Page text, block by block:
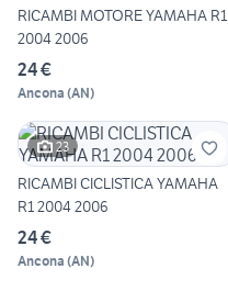
RICAMBI MOTORE YAMAHA R1
2004 2006
24 €
Ancona (AN)
23
RICAMBI CICLISTICA YAMAHA
R1 2004 2006
24 €
Ancona (AN)